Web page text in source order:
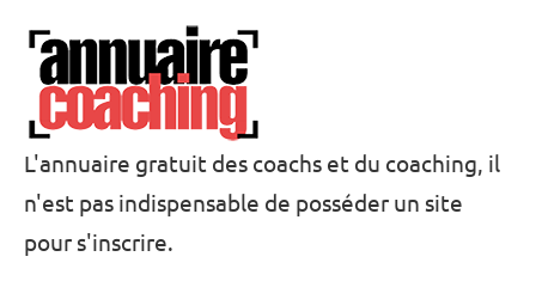
contenu
Annuaire
L'annuaire gratuit des coachs et du coaching, il
n'est pas indispensable de posséder un site
pour s'inscrire.